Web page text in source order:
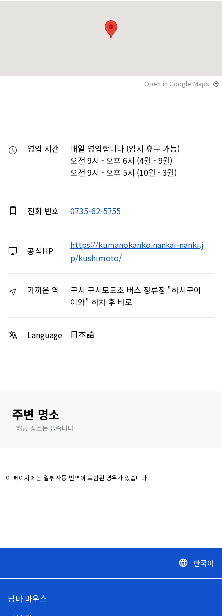
Open in Google Maps
영업 시간
매일 영업합니다 (임시 휴무 가능)
오전 9시 - 오후 6시 (4월 - 9월)
오전 9시 - 오후 5시 (10월 - 3월)
전화 번호 0735-62-5755
공식HP
https://kumanokanko.nankai-nanki.j
p/kushimoto/
가까운 역
구시 구시모토초 버스 정류장 "하시구이
이와" 하차 후 바로
Language 日本語
주변 명소
해당 장소는 없습니다
이 페이지에는 일부 자동 번역이 포함된 경우가 있습니다.
language 한국어
남바 마우스